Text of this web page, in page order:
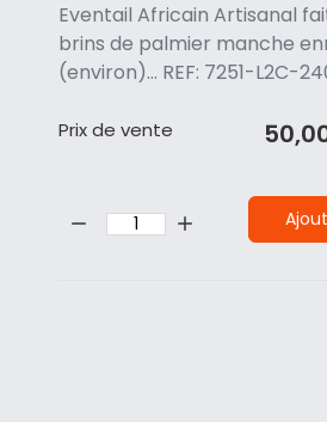
Eventail Africain Artisanal
brins de palmier manche
(environ)... REF: 7251-L2C-
Prix ​​de vente
Quantité: